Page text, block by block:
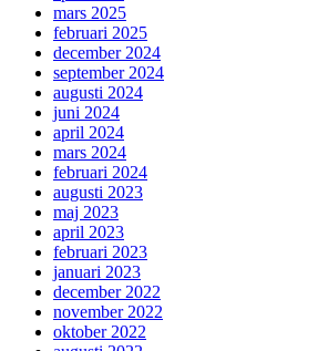
mars 2025
februari 2025
december 2024
september 2024
augusti 2024
juni 2024
april 2024
mars 2024
februari 2024
augusti 2023
maj 2023
april 2023
februari 2023
januari 2023
december 2022
november 2022
oktober 2022